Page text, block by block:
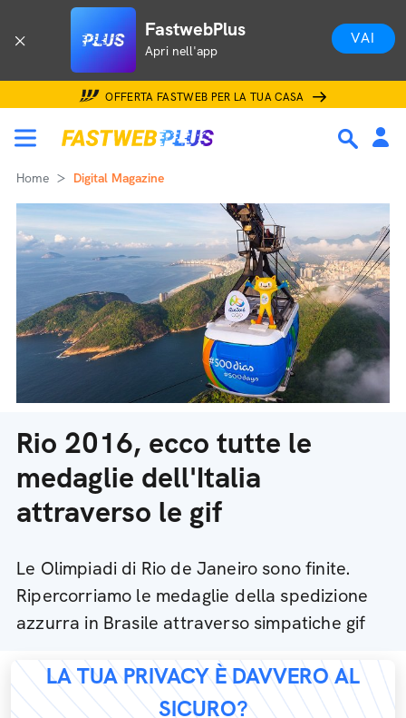
FastwebPlus
Apri nell'app
VAI
OFFERTA FASTWEB PER LA TUA CASA
Home Digital Magazine
Rio 2016, ecco tutte le
medaglie dell'Italia
attraverso le gif
Le Olimpiadi di Rio de Janeiro sono finite.
Ripercorriamo le medaglie della spedizione
azzurra in Brasile attraverso simpatiche gif
LA TUA PRIVACY È DAVVERO AL
SICURO?